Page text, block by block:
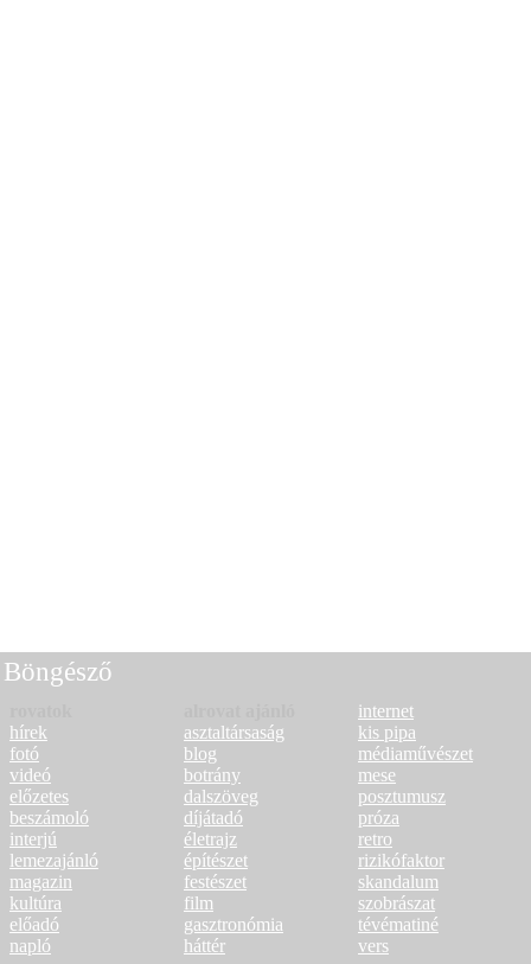
Böngésző
hírek
fotó
videó
előzetes
beszámoló
interjú
lemezajánló
magazin
kultúra
előadó
napló
asztaltársaság
blog
botrány
dalszöveg
díjátadó
életrajz
építészet
festészet
film
gasztronómia
háttér
internet
kis pipa
médiaművészet
mese
posztumusz
próza
retro
rizikófaktor
skandalum
szobrászat
tévématiné
vers